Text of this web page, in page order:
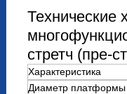
Технические
стретч (пре-
Характеристика
Диаметр платформы